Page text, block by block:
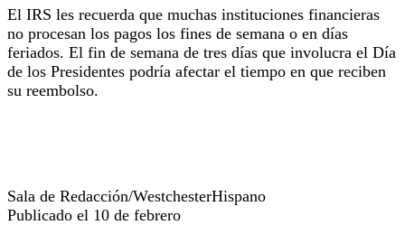
El IRS les recuerda que muchas instituciones financieras
no procesan los pagos los fines de semana o en días
feriados. El fin de semana de tres días que involucra el Día
de los Presidentes podría afectar el tiempo en que reciben
su reembolso.
Sala de Redacción/WestchesterHispano
Publicado el 10 de febrero